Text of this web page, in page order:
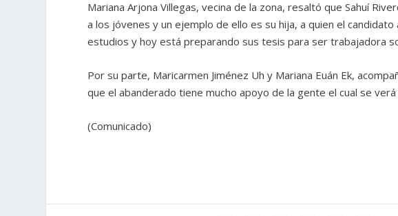
Mariana Arjona Villegas, vecina de la zona, resaltó que Sahuí
a los jóvenes y un ejemplo de ello es su hija, a quien el
estudios y hoy está preparando sus tesis para ser trabajadora
Por su parte, Maricarmen Jiménez Uh y Mariana Euán Ek,
que el abanderado tiene mucho apoyo de la gente el cual se
(Comunicado)